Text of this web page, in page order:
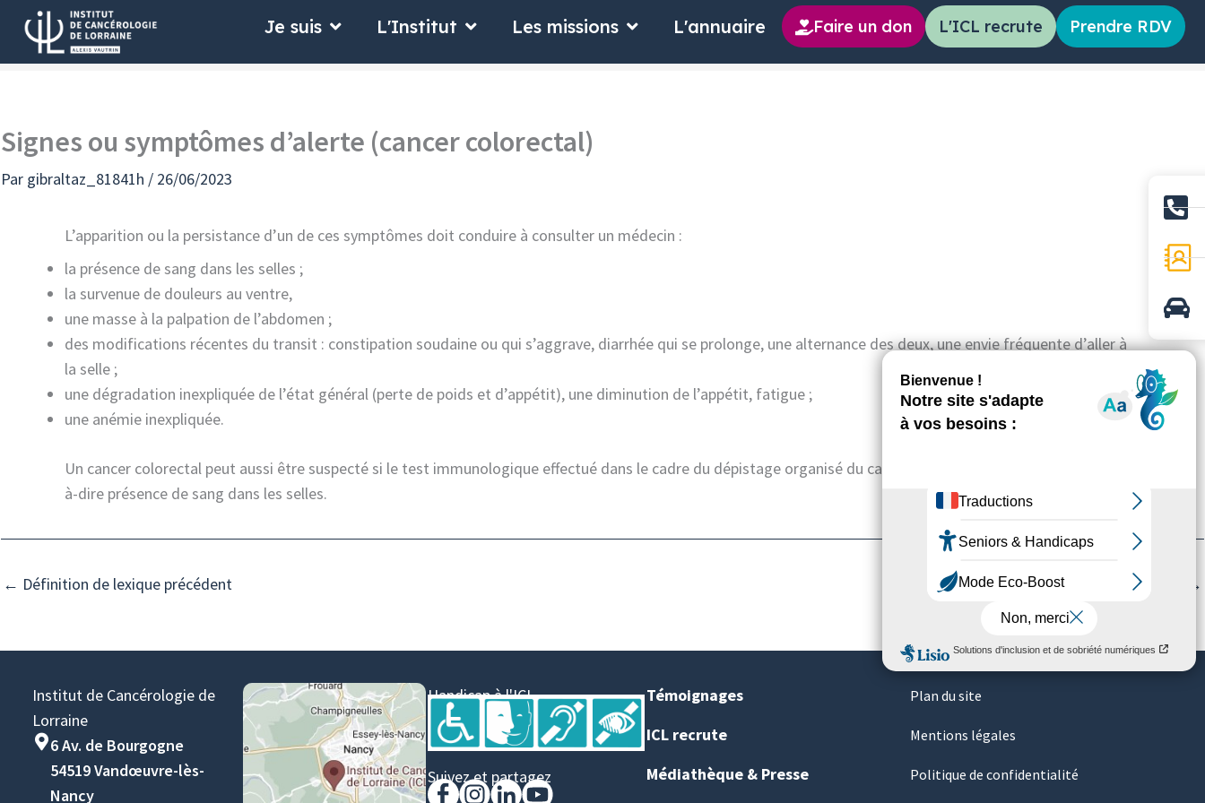
contenu
Je suis Ouvrir Je suis
L'Institut Ouvrir L'Institut
Les missions Ouvrir Les missions
L'annuaire Faire un don L'ICL recrute Prendre RDV
Signes ou symptômes d’alerte (cancer colorectal)
Par gibraltaz_81841h / 26/06/2023
L’apparition ou la persistance d’un de ces symptômes doit conduire à consulter un médecin :
la présence de sang dans les selles ;
la survenue de douleurs au ventre,
une masse à la palpation de l’abdomen ;
des modifications récentes du transit : constipation soudaine ou qui s’aggrave, diarrhée qui se prolonge, une alternance des deux, une envie fréquente d’aller à
la selle ;
une dégradation inexpliquée de l’état général (perte de poids et d’appétit), une diminution de l’appétit, fatigue ;
une anémie inexpliquée.
Un cancer colorectal peut aussi être suspecté si le test immunologique effectué dans le cadre du dépistage organisé du cancer colorectal se révèle positif, c’est-
à-dire présence de sang dans les selles.
← Définition de lexique précédent Définition de lexique suivant →
Institut de Cancérologie de
Lorraine
6 Av. de Bourgogne
54519 Vandœuvre-lès-
Nancy
Handicap à l'ICL
Suivez et partagez
Témoignages
ICL recrute
Médiathèque & Presse
Plan du site
Mentions légales
Politique de confidentialité